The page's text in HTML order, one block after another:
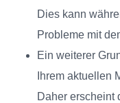
Dies kann
Probleme mit
Ein weiterer
Ihrem aktuellen
Daher erscheint